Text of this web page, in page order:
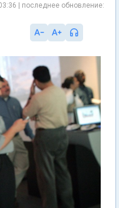
| последнее обновление: